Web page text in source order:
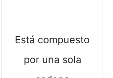
Está compuesto
por una sola